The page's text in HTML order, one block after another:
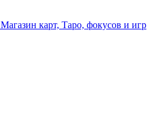
Магазин карт, Таро, фокусов и игр